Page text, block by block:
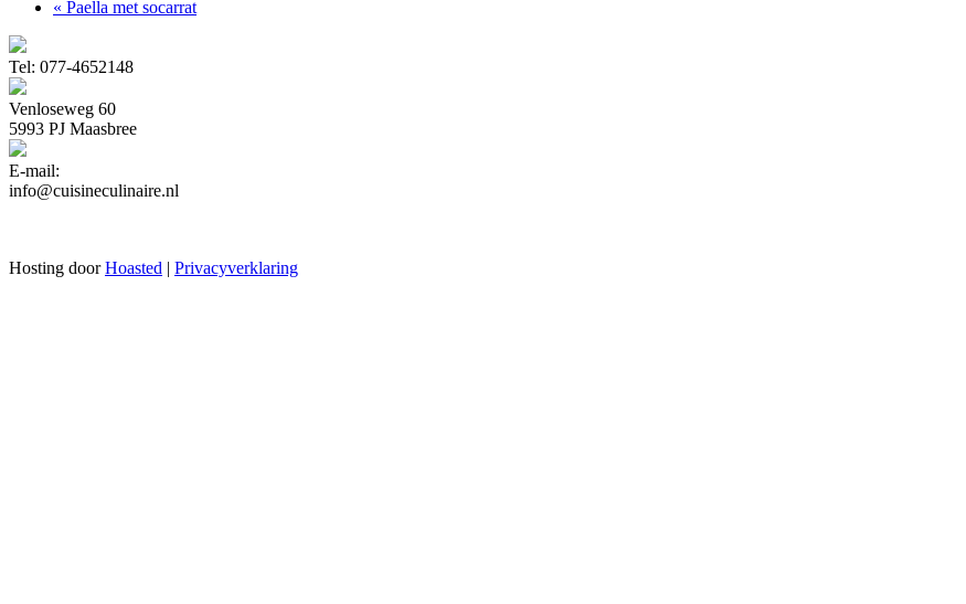
« Paella met socarrat
Tel: 077-4652148
Venloseweg 60
5993 PJ Maasbree
E-mail:
info@cuisineculinaire.nl
Hosting doorHoasted | Privacyverklaring